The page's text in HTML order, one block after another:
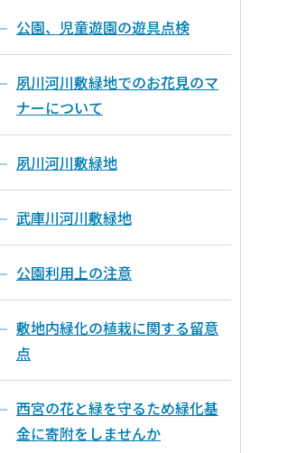
公園、児童遊園の遊具点検
夙川河川敷緑地でのお花見のマ
ナーについて
夙川河川敷緑地
武庫川河川敷緑地
公園利用上の注意
敷地内緑化の植栽に関する留意
点
西宮の花と緑を守るため緑化基
金に寄附をしませんか